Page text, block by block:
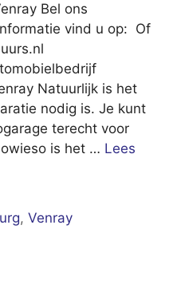
Bel ons
vind u op: Of
Natuurlijk is het
nodig is. Je kunt
terecht voor
is het … Lees
,Venray